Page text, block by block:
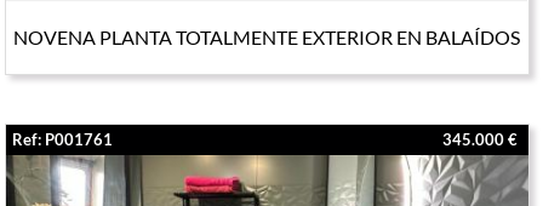
NOVENA PLANTA TOTALMENTE EXTERIOR EN BALAÍDOS
Ref: P001761 345.000 €